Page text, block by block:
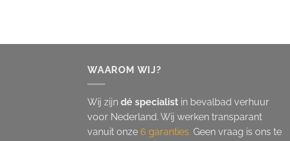
WAAROM WIJ?
Wij zijn dé specialist in bevalbad verhuur
voor Nederland. Wij werken transparant
vanuit onze 6 garanties. Geen vraag is ons te